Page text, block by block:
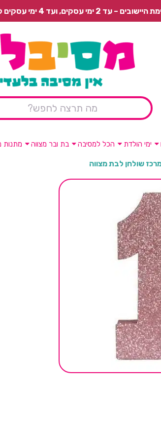
משלוח רגיל בתשלום או איסוף עצמי חינם.
ימי הולדת הכל למסיבה בת ובר מצווה מתנות
שולחן לבת מצווה